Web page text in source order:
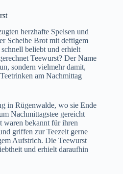
herzhafte Speisen und
Scheibe Brot mit deftigem
beliebt und erhielt
Teewurst? Der Name
sondern vielmehr damit,
am Nachmittag
in Rügenwalde, wo sie Ende
Nachmittagstee gereicht
waren bekannt für ihren
griffen zur Teezeit gerne
Aufstrich. Die Teewurst
und erhielt daraufhin